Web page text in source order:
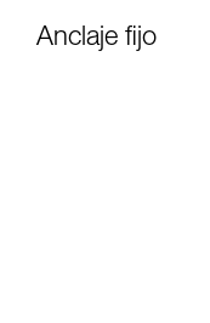
Anclaje fijo